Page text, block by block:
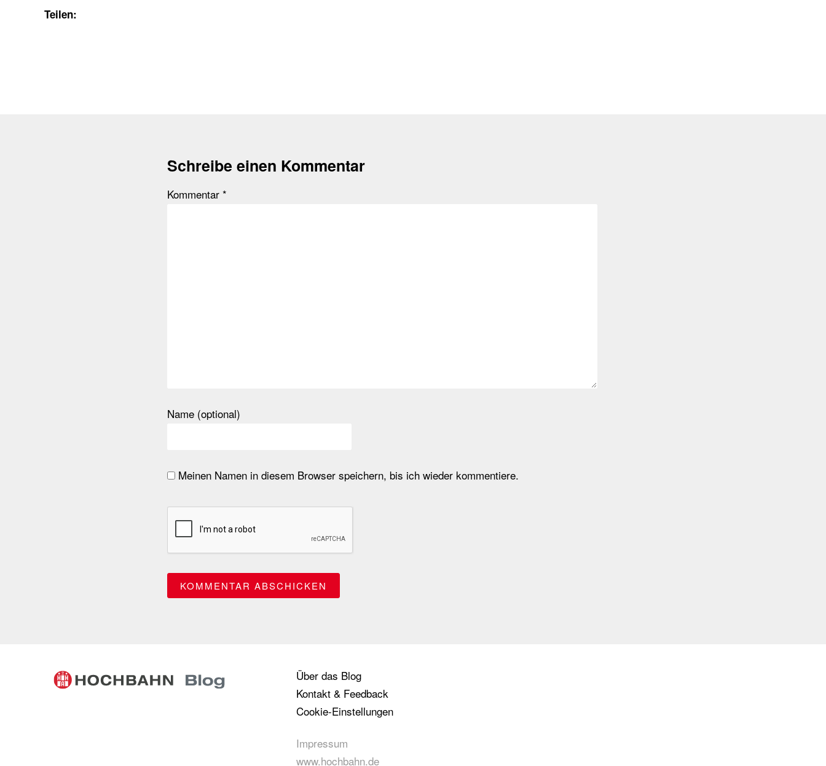
Teilen:
Schreibe einen Kommentar
Kommentar *
Name (optional)
Meinen Namen in diesem Browser speichern, bis ich wieder kommentiere.
Über das Blog
Kontakt & Feedback
Cookie-Einstellungen
Impressum
www.hochbahn.de